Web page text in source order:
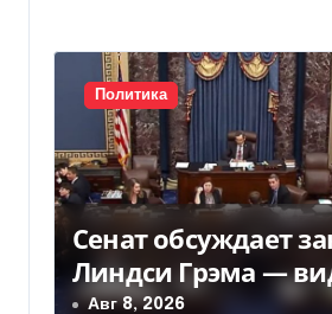
и
с
я
м
Политика
Сенат обсуждает
Линдси Грэма —
Авг 8, 2026